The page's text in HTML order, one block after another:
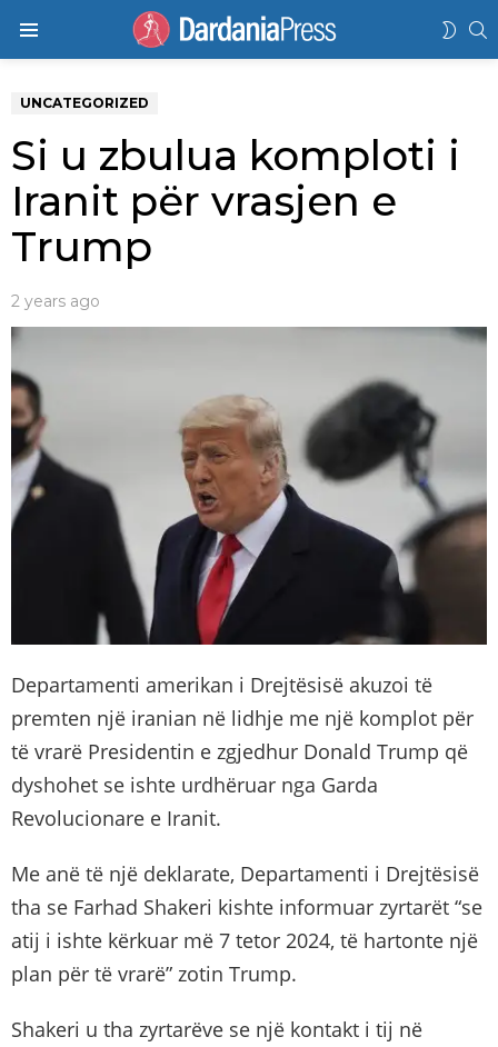
UNCATEGORIZED
Si u zbulua komploti i
Iranit për vrasjen e
Trump
2 years ago
Departamenti amerikan i Drejtësisë akuzoi të
premten një iranian në lidhje me një komplot për
të vrarë Presidentin e zgjedhur Donald Trump që
dyshohet se ishte urdhëruar nga Garda
Revolucionare e Iranit.
Me anë të një deklarate, Departamenti i Drejtësisë
tha se Farhad Shakeri kishte informuar zyrtarët “se
atij i ishte kërkuar më 7 tetor 2024, të hartonte një
plan për të vrarë” zotin Trump.
Shakeri u tha zyrtarëve se një kontakt i tij në